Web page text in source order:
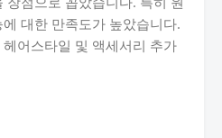
대한 만족도가 높았습니다.
어스타일 및 액세서리 추가